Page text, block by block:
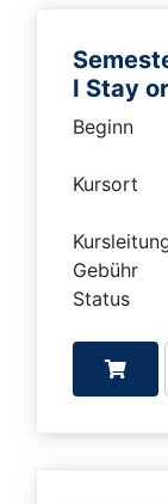
I Stay
Beginn
Kursort
Gebühr
Status